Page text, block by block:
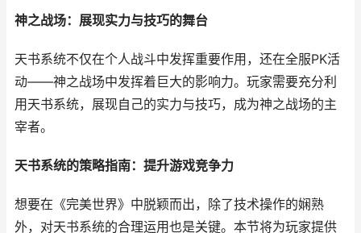
神之战场：展现实力与技巧的舞台
天书系统不仅在个人战斗中发挥重要作用，还在全服PK活
动——神之战场中发挥着巨大的影响力。玩家需要充分利
用天书系统，展现自己的实力与技巧，成为神之战场的主
宰者。
天书系统的策略指南：提升游戏竞争力
想要在《完美世界》中脱颖而出，除了技术操作的娴熟
外，对天书系统的合理运用也是关键。本节将为玩家提供